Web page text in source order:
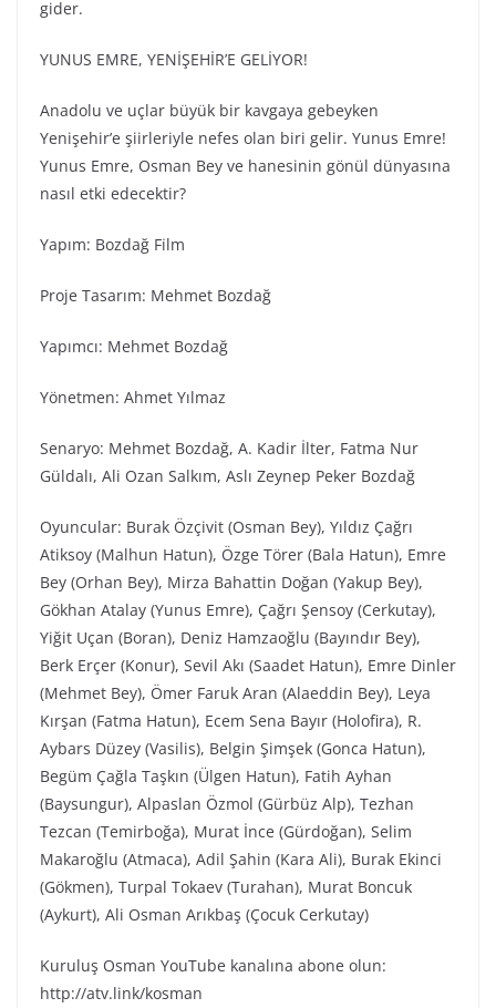
gider.
YUNUS EMRE, YENİŞEHİR’E GELİYOR!
Anadolu ve uçlar büyük bir kavgaya gebeyken
Yenişehir’e şiirleriyle nefes olan biri gelir. Yunus Emre!
Yunus Emre, Osman Bey ve hanesinin gönül dünyasına
nasıl etki edecektir?
Yapım: Bozdağ Fi̇lm
Proje Tasarım: Mehmet Bozdağ
Yapımcı: Mehmet Bozdağ
Yönetmen: Ahmet Yılmaz
Senaryo: Mehmet Bozdağ, A. Kadir İlter, Fatma Nur
Güldalı, Ali Ozan Salkım, Aslı Zeynep Peker Bozdağ
Oyuncular: Burak Özçivit (Osman Bey), Yıldız Çağrı
Atiksoy (Malhun Hatun), Özge Törer (Bala Hatun), Emre
Bey (Orhan Bey), Mirza Bahattin Doğan (Yakup Bey),
Gökhan Atalay (Yunus Emre), Çağrı Şensoy (Cerkutay),
Yiğit Uçan (Boran), Deniz Hamzaoğlu (Bayındır Bey),
Berk Erçer (Konur), Sevil Akı (Saadet Hatun), Emre Dinler
(Mehmet Bey), Ömer Faruk Aran (Alaeddin Bey), Leya
Kırşan (Fatma Hatun), Ecem Sena Bayır (Holofira), R.
Aybars Düzey (Vasilis), Belgin Şimşek (Gonca Hatun),
Begüm Çağla Taşkın (Ülgen Hatun), Fatih Ayhan
(Baysungur), Alpaslan Özmol (Gürbüz Alp), Tezhan
Tezcan (Temirboğa), Murat İnce (Gürdoğan), Selim
Makaroğlu (Atmaca), Adil Şahin (Kara Ali), Burak Ekinci
(Gökmen), Turpal Tokaev (Turahan), Murat Boncuk
(Aykurt), Ali Osman Arıkbaş (Çocuk Cerkutay)
Kuruluş Osman YouTube kanalına abone olun:
http://atv.link/kosman